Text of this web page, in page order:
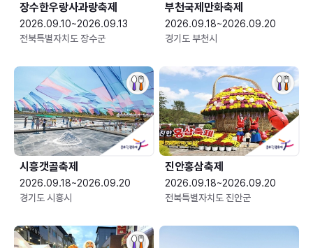
장수한우랑사과랑축제
2026.09.10~2026.09.13
전북특별자치도 장수군
부천국제만화축제
2026.09.18~2026.09.20
경기도 부천시
시흥갯골축제
2026.09.18~2026.09.20
경기도 시흥시
진안홍삼축제
2026.09.18~2026.09.20
전북특별자치도 진안군